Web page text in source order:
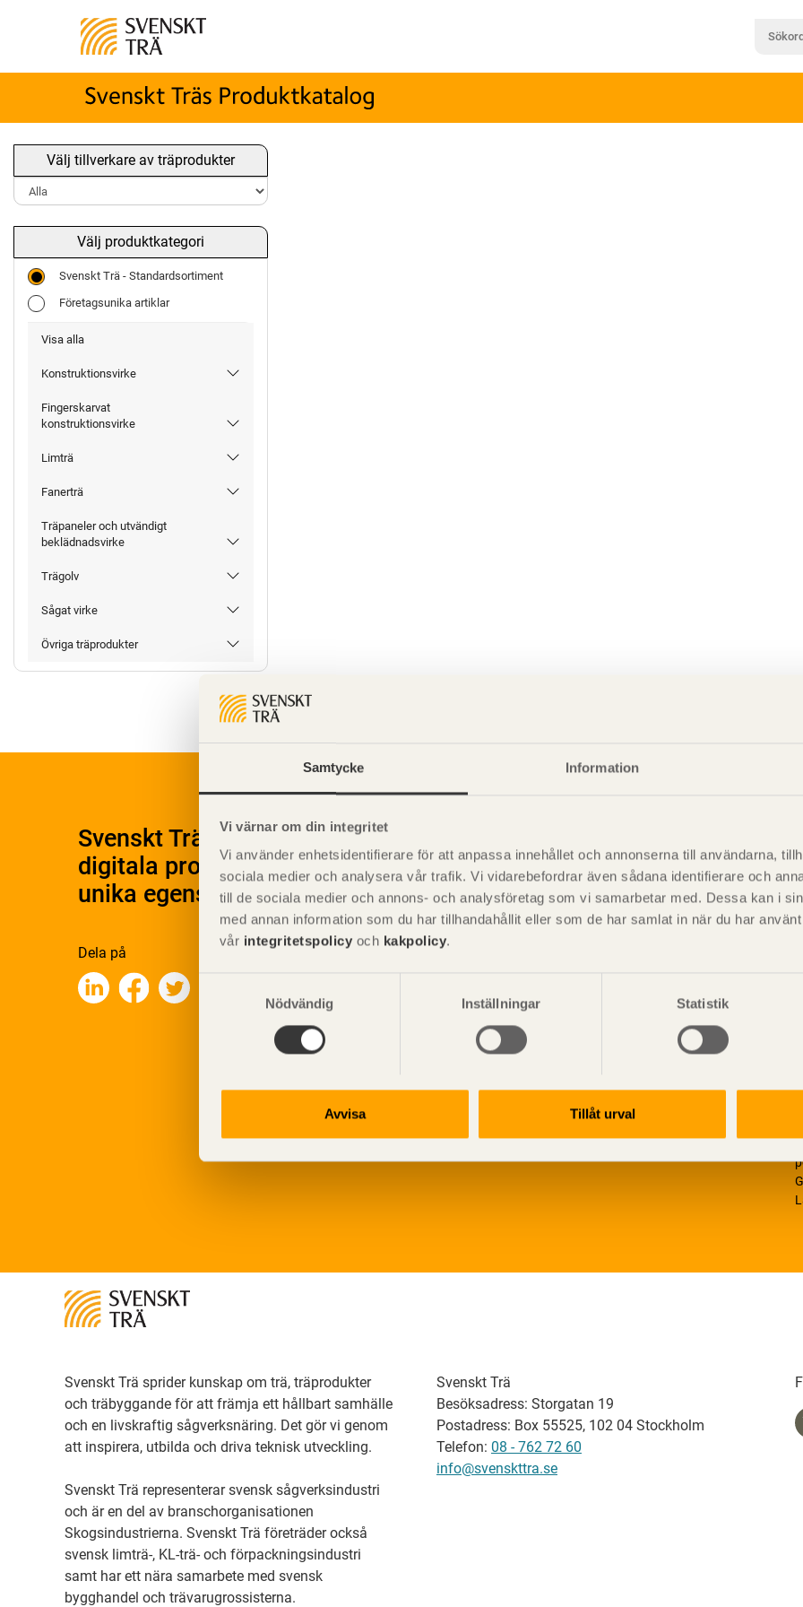
Samtycke Information
Vi värnar om din integritet
Vi använder enhetsidentifierare för att anpassa innehållet och annonserna till användarna,
sociala medier och analysera vår trafik. Vi vidarebefordrar även sådana identifierare och
till de sociala medier och annons- och analysföretag som vi samarbetar med. Dessa kan i
med annan information som du har tillhandahållit eller som de har samlat in när du har
vår integritetspolicy och kakpolicy.
Nödvändig
Inställningar Statistik
Avvisa Tillåt urval
Välj tillverkare av träprodukter
Välj produktkategori
Svenskt Trä - Standardsortiment
Företagsunika artiklar
Visa alla
Konstruktionsvirke
Fingerskarvat
konstruktionsvirke
Limträ
Fanerträ
Träpaneler och utvändigt
beklädnadsvirke
Trägolv
Sågat virke
Övriga träprodukter
Svenskt Träs Produktkatalog är svensk sågverksnärings
digitala produktkatalog för att beskriva träprodukter och deras
unika egenskaper.
Dela på
Svenskt Trä sprider kunskap om trä, träprodukter
och träbyggande för att främja ett hållbart samhälle
och en livskraftig sågverksnäring. Det gör vi genom
att inspirera, utbilda och driva teknisk utveckling.
Svenskt Trä representerar svensk sågverksindustri
och är en del av branschorganisationen
Skogsindustrierna. Svenskt Trä företräder också
svensk limträ-, KL-trä- och förpackningsindustri
samt har ett nära samarbete med svensk
bygghandel och trävarugrossisterna.
Svenskt Trä
Besöksadress: Storgatan 19
Postadress: Box 55525, 102 04 Stockholm
Telefon: 08 - 762 72 60
info@svenskttra.se